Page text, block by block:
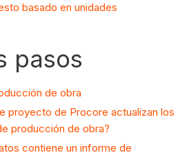
basado en unidades
pasos
de obra
proyecto de Procore actualizan los
producción de obra?
contiene un informe de